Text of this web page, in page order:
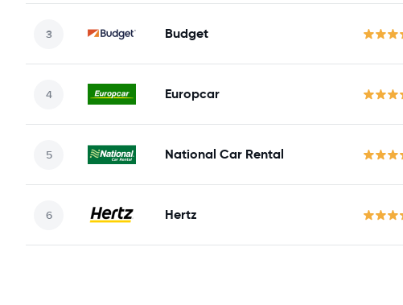
Budget
Europcar
National Car Rental
Hertz